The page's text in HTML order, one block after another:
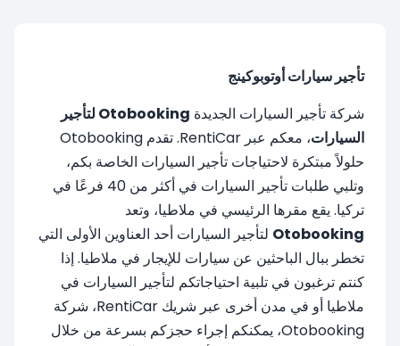
تأجير سيارات أوتوبوكينج
شركة تأجير السيارات الجديدة
Otobooking لتأجير
السيارات
، معكم عبر RentiCar. تقدم Otobooking
حلولاً مبتكرة لاحتياجات تأجير السيارات الخاصة بكم،
وتلبي طلبات تأجير السيارات في أكثر من 40 فرعًا في
تركيا. يقع مقرها الرئيسي في ملاطيا، وتعد
Otobooking لتأجير السيارات أحد العناوين الأولى التي
تخطر ببال الباحثين عن سيارات للإيجار في ملاطيا. إذا
كنتم ترغبون في تلبية احتياجاتكم لتأجير السيارات في
ملاطيا أو في مدن أخرى عبر شريك RentiCar، شركة
Otobooking، يمكنكم إجراء حجزكم بسرعة من خلال